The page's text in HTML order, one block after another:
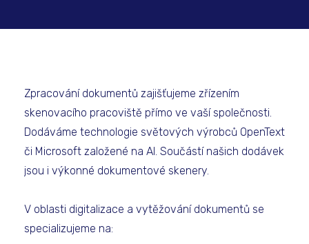
Zpracování dokumentů zajišťujeme zřízením
skenovacího pracoviště přímo ve vaší společnosti.
Dodáváme technologie světových výrobců OpenText
či Microsoft založené na AI. Součástí našich dodávek
jsou i výkonné dokumentové skenery.
V oblasti digitalizace a vytěžování dokumentů se
specializujeme na: